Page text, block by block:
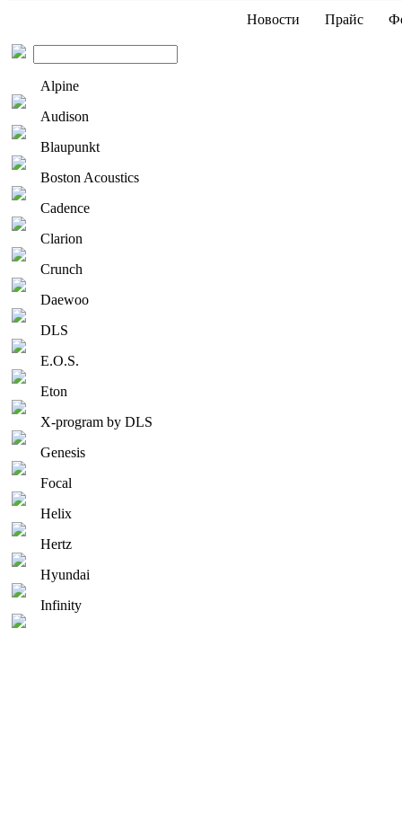
Новости Прайс
Alpine
Audison
Blaupunkt
Boston Acoustics
Cadence
Clarion
Crunch
Daewoo
DLS
E.O.S.
Eton
X-program by DLS
Genesis
Focal
Helix
Hertz
Hyundai
Infinity